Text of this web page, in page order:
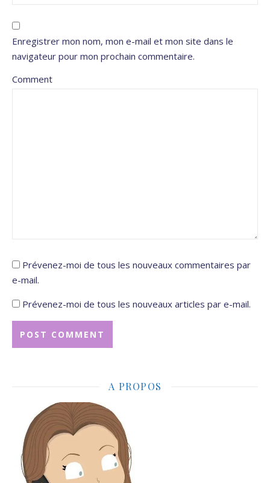
Enregistrer mon nom, mon e-mail et mon site dans le
navigateur pour mon prochain commentaire.
Comment
Prévenez-moi de tous les nouveaux commentaires par
e-mail.
Prévenez-moi de tous les nouveaux articles par e-mail.
A PROPOS